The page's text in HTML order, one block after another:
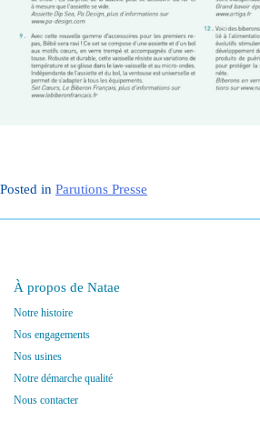
Posted in Parutions Presse
À propos de Natae
Notre histoire
Nos engagements
Nos usines
Notre démarche qualité
Nous contacter